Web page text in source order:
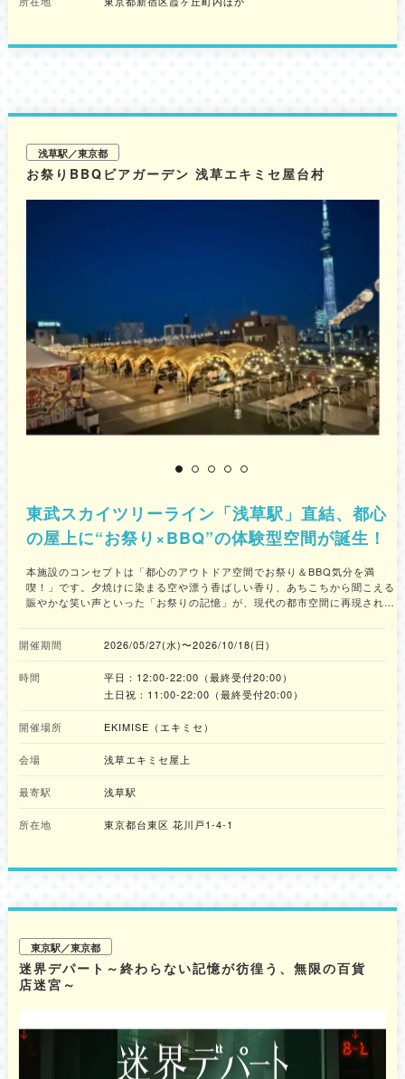
催！みんなで楽しめる名作・話題作がラインアップ！ 今年も人気の野外映
ルのコロナセロが無料で提供！心身共にリフレッシュできる企画が用意され
9月1日(火)、8日(火)、15日(火) ＊実施内容が変更となる可能性がありま
す。
浅草駅／東京都
お祭りBBQビアガーデン 浅草エキミセ屋台村
東武スカイツリーライン「浅草駅」直結、都心
の屋上に“お祭り×BBQ”の体験型空間が誕生！
本施設のコンセプトは「都心のアウトドア空間でお祭り＆BBQ気分を満
喫！」です。夕焼けに染まる空や漂う香ばしい香り、あちこちから聞こえる
賑やかな笑い声といった「お祭りの記憶」が、現代の都市空間に再現されて
を楽しめます。都心で味わえるお祭りのような空間を体験しに、足を運んで
広がるのは、どこか心をくすぐるお祭りの風景。焼きたての肉がジュウと音
を立て、焼きそばやフランクフルトの香りがふわっと広がる。 わたあめ、
び、気づけば童心に戻ってしまうような時間が流れます。 さらに、射的や
意。 食べて、遊んで、笑って過ごすひとときが、いつの間にか特別な思い
食材や機材の準備は一切不要。手ぶらで訪れて、そのままBBQを楽しめる気
軽さも魅力です。 厳選された食材と豊富なドリンク飲み放題で、仲間や家
カイツリーライン「浅草駅」直結という抜群のアクセスに加え、テント完備
業を中止する場合がございます。） ■コース概要 すべてのコースに屋台メ
コール&ソフトドリンク飲み放題：6,270円（税込） ソフトドリンク飲み放
台食べ放題コース［2時間制］ アルコール&ソフトドリンク飲み放題：
7,920円（税込） ソフトドリンク飲み放題：7,370円（税込） ※BBQは食べ
放題ではありません。 ・お気軽屋台食べ放題コース［2時間制］ アルコー
ル&ソフトドリンク飲み放題：5,500円（税込） ソフトドリンク飲み放題：
認ください。
開催期間 2026/05/27(水)〜2026/10/18(日)
時間
平日：12:00‐22:00（最終受付20:00）
土日祝：11:00-22:00（最終受付20:00）
開催場所 EKIMISE（エキミセ）
会場 浅草エキミセ屋上
最寄駅 浅草駅
所在地 東京都台東区 花川戸1-4-1
東京駅／東京都
迷界デパート～終わらない記憶が彷徨う、無限の百貨
店迷宮～